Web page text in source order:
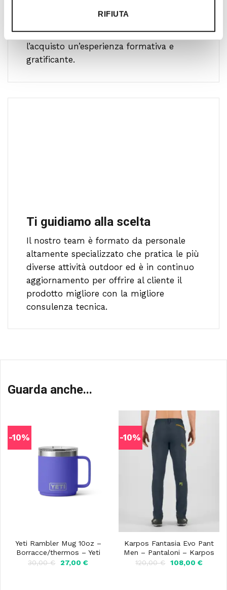
RIFIUTA
Lazio. Da sempre soddisfiamo i nostri
clienti con professionalità, rendendo
l’acquisto un’esperienza formativa e
gratificante.
Ti guidiamo alla scelta
Il nostro team è formato da personale
altamente specializzato che pratica le più
diverse attività outdoor ed è in continuo
aggiornamento per offrire al cliente il
prodotto migliore con la migliore
consulenza tecnica.
Guarda anche...
-10%
Yeti Rambler Mug 10oz –
Borracce/thermos – Yeti
30,00€
Il
27,00 €Il
-10%
Karpos Fantasia Evo Pant
Men – Pantaloni – Karpos
120,00€
Il
108,00 €Il